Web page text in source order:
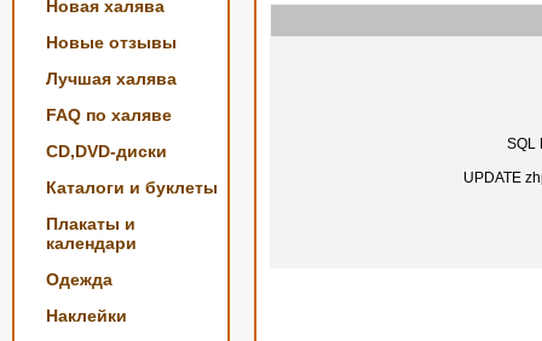
Новая халява
Новые отзывы
Лучшая халява
FAQ по халяве
CD,DVD-диски
Каталоги и буклеты
Плакаты и
календари
Одежда
Наклейки
SQL
UPDATE